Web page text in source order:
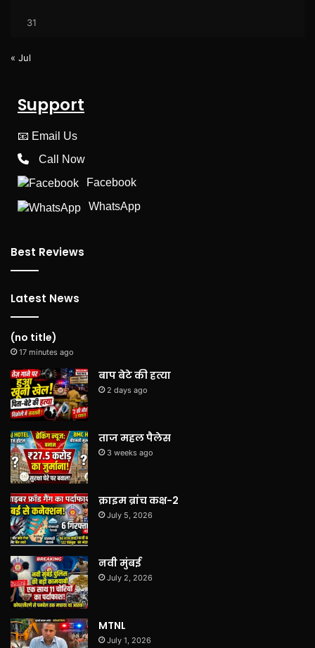
31
« Jul
Support
📧 Email Us
Call Now
Facebook
WhatsApp
Best Reviews
Latest News
(no title)
17 minutes ago
बाप बेटे की हत्या
2 days ago
ताज महल पैलेस
3 weeks ago
क्राइम ब्रांच कक्ष-2
July 5, 2026
नवी मुंबई
July 2, 2026
MTNL
July 1, 2026